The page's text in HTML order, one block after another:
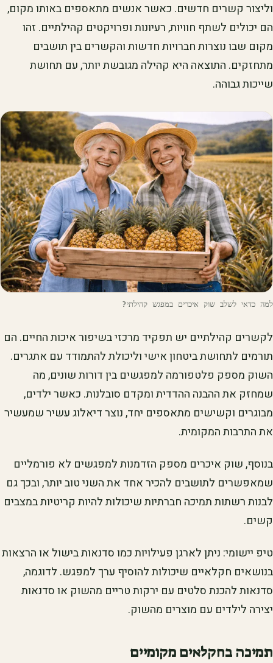
וליצור קשרים חדשים. כאשר אנשים מתאספים באותו מקום,
הם יכולים לשתף חוויות, רעיונות ופרויקטים קהילתיים. זהו
מקום שבו נוצרות חברויות חדשות והקשרים בין תושבים
מתחזקים. התוצאה היא קהילה מגובשת יותר, עם תחושת
שייכות גבוהה.
למה כדאי לשלב שוק איכרים במפגש קהילתי?
לקשרים קהילתיים יש תפקיד מרכזי בשיפור איכות החיים. הם
תורמים לתחושת ביטחון אישי וליכולת להתמודד עם אתגרים.
השוק מספק פלטפורמה למפגשים בין דורות שונים, מה
שמחזק את ההבנה ההדדית ומקדם סובלנות. כאשר ילדים,
מבוגרים וקשישים מתאספים יחד, נוצר דיאלוג עשיר שמעשיר
את התרבות המקומית.
בנוסף, שוק איכרים מספק הזדמנות למפגשים לא פורמליים
שמאפשרים לתושבים להכיר אחד את השני טוב יותר, ובכך גם
לבנות רשתות תמיכה חברתיות שיכולות להיות קריטיות במצבים
קשים.
טיפ יישומי: ניתן לארגן פעילויות כמו סדנאות בישול או הרצאות
בנושאים חקלאיים שיכולות להוסיף ערך למפגש. לדוגמה,
סדנאות להכנת סלטים עם ירקות טריים מהשוק או סדנאות
יצירה לילדים עם מוצרים מהשוק.
תמיכה בחקלאים מקומיים